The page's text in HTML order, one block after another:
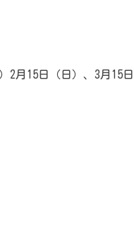
2月15日（日）、3月15日